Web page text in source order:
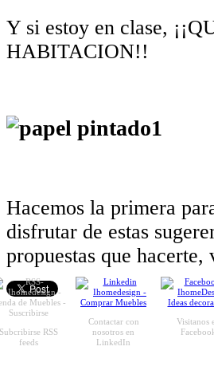
Y si estoy en clase,
HABITACION!!
Hacemos la primera
disfrutar de estas
propuestas que
RSS
feeds
Contactar con
nosotros en
LinkedIn
Visitanos